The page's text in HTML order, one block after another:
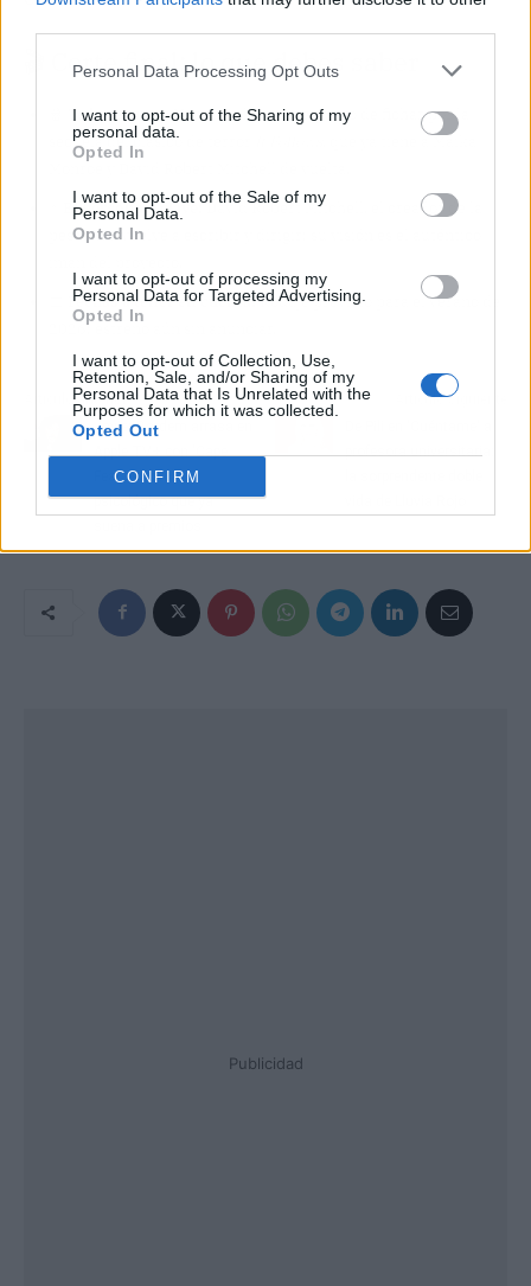
Personal Data Processing Opt Outs
I want to opt-out of the Sharing of my
personal data.
Opted In
I want to opt-out of the Sale of my
Personal Data.
Opted In
I want to opt-out of processing my
Personal Data for Targeted Advertising.
Opted In
I want to opt-out of Collection, Use,
Retention, Sale, and/or Sharing of my
Personal Data that Is Unrelated with the
Purposes for which it was collected.
Opted Out
CONFIRM
🎬 Corte final: lo que debes saber
Te lo resumo:Naomi Ackie está a punto de fichar por la
secuela del clásico de terror
, que ya tiene a Maika
El personaje clave:David Robert Mitchell, el creador de la
pesadilla, vuelve a escribir y dirigir; su visión es el auténtico
Fechas a tener en cuenta:Rodaje previsto para el verano de
2026; estreno aún sin anunciar.
Artículo anterior
Javier Bardem arrasa en
Apple TV+ con 'Cape
Fear': el thriller
psicológico que ya
Artículo siguiente
profesora universitaria:
Publicidad